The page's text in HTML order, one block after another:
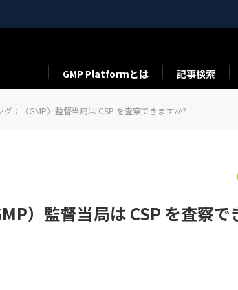
GMP Platformとは 記事検索
：（GMP）監督当局は CSP を査察できますか?
）監督当局は CSP を査察で